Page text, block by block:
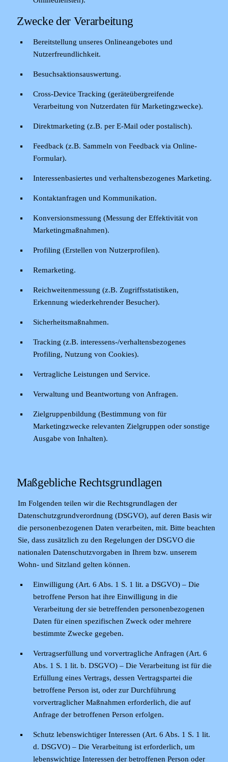
Zwecke der Verarbeitung
Bereitstellung unseres Onlineangebotes und
Nutzerfreundlichkeit.
Besuchsaktionsauswertung.
Cross-Device Tracking (geräteübergreifende
Verarbeitung von Nutzerdaten für Marketingzwecke).
Direktmarketing (z.B. per E-Mail oder postalisch).
Feedback (z.B. Sammeln von Feedback via Online-
Formular).
Interessenbasiertes und verhaltensbezogenes Marketing.
Kontaktanfragen und Kommunikation.
Konversionsmessung (Messung der Effektivität von
Marketingmaßnahmen).
Profiling (Erstellen von Nutzerprofilen).
Remarketing.
Reichweitenmessung (z.B. Zugriffsstatistiken,
Erkennung wiederkehrender Besucher).
Sicherheitsmaßnahmen.
Tracking (z.B. interessens-/verhaltensbezogenes
Profiling, Nutzung von Cookies).
Vertragliche Leistungen und Service.
Verwaltung und Beantwortung von Anfragen.
Zielgruppenbildung (Bestimmung von für
Marketingzwecke relevanten Zielgruppen oder sonstige
Ausgabe von Inhalten).
Maßgebliche Rechtsgrundlagen
Im Folgenden teilen wir die Rechtsgrundlagen der
Datenschutzgrundverordnung (DSGVO), auf deren Basis wir
die personenbezogenen Daten verarbeiten, mit. Bitte beachten
Sie, dass zusätzlich zu den Regelungen der DSGVO die
nationalen Datenschutzvorgaben in Ihrem bzw. unserem
Wohn- und Sitzland gelten können.
Einwilligung (Art. 6 Abs. 1 S. 1 lit. a DSGVO) – Die
betroffene Person hat ihre Einwilligung in die
Verarbeitung der sie betreffenden personenbezogenen
Daten für einen spezifischen Zweck oder mehrere
bestimmte Zwecke gegeben.
Vertragserfüllung und vorvertragliche Anfragen (Art. 6
Abs. 1 S. 1 lit. b. DSGVO) – Die Verarbeitung ist für die
Erfüllung eines Vertrags, dessen Vertragspartei die
betroffene Person ist, oder zur Durchführung
vorvertraglicher Maßnahmen erforderlich, die auf
Anfrage der betroffenen Person erfolgen.
Schutz lebenswichtiger Interessen (Art. 6 Abs. 1 S. 1 lit.
d. DSGVO) – Die Verarbeitung ist erforderlich, um
lebenswichtige Interessen der betroffenen Person oder